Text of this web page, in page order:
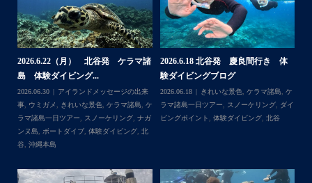
BBQ、シュノーケリングとお楽しみ頂いております
・
・
何ヶ月も前からやり取りさせて頂き温めていたご予約でし
たので、お天気とコンディションに恵まれて、皆さん大満
足な一日を過ごして頂けて本当によかったです
また来年も社員旅行で沖縄へいらっしゃる際は是非ご利用
くださいね！！
【台風13号によるツアー中止のお知
らせ】
2026.08.06
アイランドメッセージの出来
事, 台風
2026.8.2（火） 北谷発 ケラマ諸
島 体験ダイビング&...
2026.08.03
アイランドメッセージの出来
事,きれいな景色,ケラマ諸島, ケラマ諸島
一日ツアー ,スノーケリング,ナガンヌ島